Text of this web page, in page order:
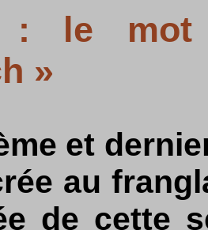
: le mot
»
et
au
de cette